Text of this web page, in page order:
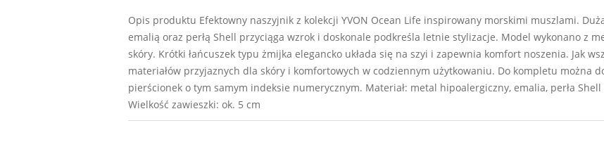
Opis produktu Efektowny naszyjnik z kolekcji YVON Ocean Life inspirowany morskimi muszlami.
emalią oraz perłą Shell przyciąga wzrok i doskonale podkreśla letnie stylizacje. Model wykonano z
skóry. Krótki łańcuszek typu żmijka elegancko układa się na szyi i zapewnia komfort noszenia. Jak
materiałów przyjaznych dla skóry i komfortowych w codziennym użytkowaniu. Do kompletu można
pierścionek o tym samym indeksie numerycznym. Materiał: metal hipoalergiczny, emalia, perła Shell
Wielkość zawieszki: ok. 5 cm